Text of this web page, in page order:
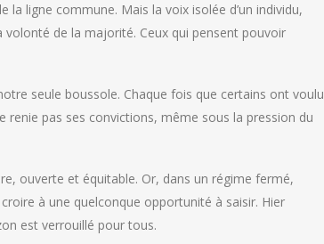
ligne commune. Mais la voix isolée d’un individu,
volonté de la majorité. Ceux qui pensent pouvoir
seule boussole. Chaque fois que certains ont voulu
renie pas ses convictions, même sous la pression du
ouverte et équitable. Or, dans un régime fermé,
à une quelconque opportunité à saisir. Hier
est verrouillé pour tous.